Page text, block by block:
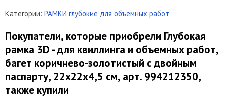
Категории: РАМКИ глубокие для объёмных работ
Покупатели, которые приобрели Глубокая
рамка 3D - для квиллинга и объемных работ,
багет коричнево-золотистый с двойным
паспарту, 22х22х4,5 см, арт. 994212350,
также купили